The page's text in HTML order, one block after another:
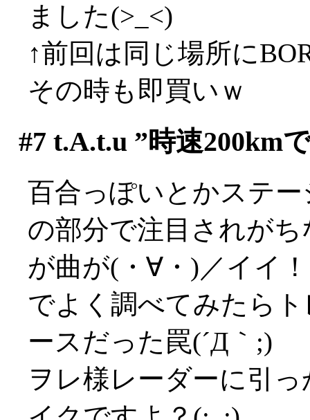
ました(>_<)
↑前回は同じ場所に
その時も即買いｗ
#7 t.A.t.u ”時速200km
百合っぽいとかステ
の部分で注目されが
が曲が(・∀・)／イイ
でよく調べてみたら
ースだった罠(´Д｀;)
ヲレ様レーダーに引